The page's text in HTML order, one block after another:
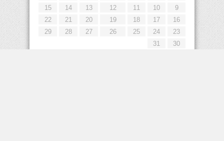
9
10
11
12
13
14
15
16
17
18
19
20
21
22
23
24
25
26
27
28
29
30
31